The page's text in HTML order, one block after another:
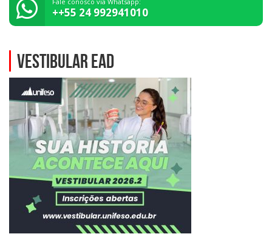
++55 24 992941010
VESTIBULAR EAD